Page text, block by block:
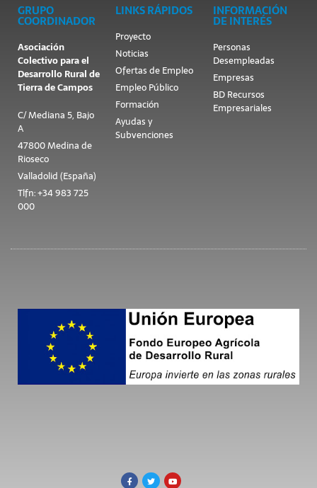
GRUPO
COORDINADOR
Asociación
Colectivo para el
Desarrollo Rural de
Tierra de Campos
C/ Mediana 5, Bajo
A
47800 Medina de
Rioseco
Valladolid (España)
Tlfn: +34 983 725
000
LINKS RÁPIDOS
Proyecto
Noticias
Ofertas de Empleo
Empleo Público
Formación
Ayudas y
Subvenciones
INFORMACIÓN
DE INTERÉS
Personas
Desempleadas
Empresas
BD Recursos
Empresariales